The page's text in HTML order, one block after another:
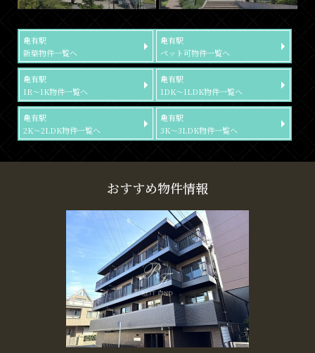
亀有駅
新築物件一覧へ
亀有駅
ペット可物件一覧へ
亀有駅
1R～1K物件一覧へ
亀有駅
1DK～1LDK物件一覧へ
亀有駅
2K～2LDK物件一覧へ
亀有駅
3K～3LDK物件一覧へ
おすすめ物件情報